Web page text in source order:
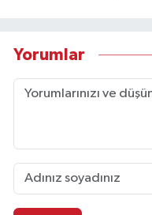
Yorumlar